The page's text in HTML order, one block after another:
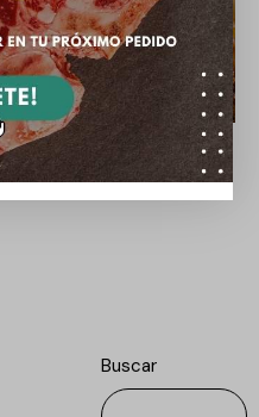
al estilo de la
Buscar